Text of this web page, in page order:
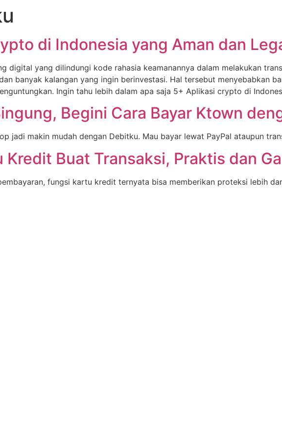
di Indonesia yang Aman dan
digital yang dilindungi kode rahasia keamanannya dalam melakukan
banyak kalangan yang ingin berinvestasi. Hal tersebut menyebabkan
Ingin tahu lebih dalam apa saja 5+ Aplikasi crypto di
Begini Cara Bayar Ktown
jadi makin mudah dengan Debitku. Mau bayar lewat PayPal ataupun
Kredit Buat Transaksi, Praktis dan
fungsi kartu kredit ternyata bisa memberikan proteksi lebih